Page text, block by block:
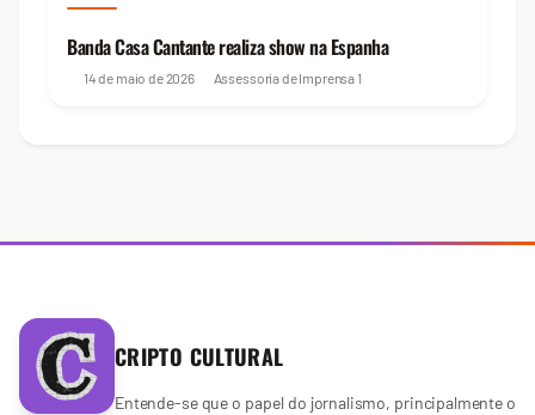
Banda Casa Cantante realiza show na Espanha
14 de maio de 2026 Assessoria de Imprensa 1
CRIPTO CULTURAL
Entende-se que o papel do jornalismo, principalmente o